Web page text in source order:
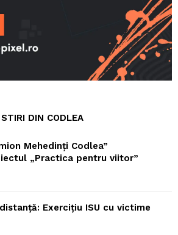
DIN CODLEA
Mehedinți Codlea”
„Practica pentru viitor”
Exercițiu ISU cu victime